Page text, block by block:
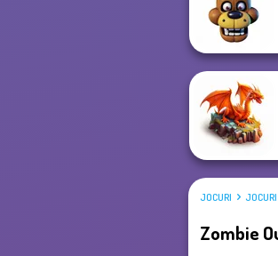
Zombie
Romance
JOCURI
Zombie